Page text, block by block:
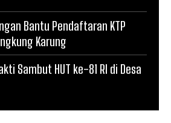
Bantu Pendaftaran KTP
Karung
Sambut HUT ke-81 RI di Desa